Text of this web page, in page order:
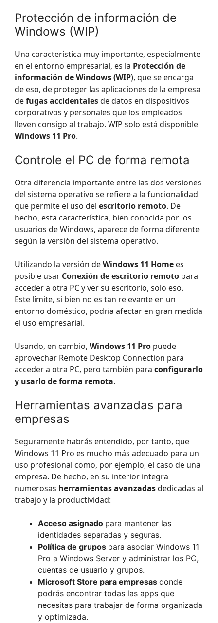
Protección de información de
Windows (WIP)
Una característica muy importante, especialmente
en el entorno empresarial, es la Protección de
información de Windows (WIP), que se encarga
de eso, de proteger las aplicaciones de la empresa
defugas accidentalesde datos en dispositivos
corporativos y personales que los empleados
lleven consigo al trabajo. WIP solo está disponible
Windows 11 Pro.
Controle el PC de forma remota
Otra diferencia importante entre las dos versiones
del sistema operativo se refiere a la funcionalidad
que permite el uso del escritorio remoto. De
hecho, esta característica, bien conocida por los
usuarios de Windows, aparece de forma diferente
según la versión del sistema operativo.
Utilizando la versión deWindows 11 Home es
posible usar Conexión de escritorio remoto para
acceder a otra PC y ver su escritorio, solo eso.
Este límite, si bien no es tan relevante en un
entorno doméstico, podría afectar en gran medida
el uso empresarial.
Usando, en cambio, Windows 11 Pro puede
aprovechar Remote Desktop Connection para
acceder a otra PC, pero también para configurarlo
y usarlode forma remota.
Herramientas avanzadas para
empresas
Seguramente habrás entendido, por tanto, que
Windows 11 Pro es mucho más adecuado para un
uso profesional como, por ejemplo, el caso de una
empresa. De hecho, en su interior integra
numerosas herramientas avanzadasdedicadas al
trabajo y la productividad:
Acceso asignado para mantener las
identidades separadas y seguras.
Política de grupos para asociar Windows 11
Pro a Windows Server y administrar los PC,
cuentas de usuario y grupos.
Microsoft Store para empresas donde
podrás encontrar todas las apps que
necesitas para trabajar de forma organizada
y optimizada.